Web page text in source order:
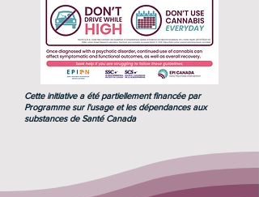
Cette initiative a été partiellement financée par
Programme sur l'usage et les dépendances aux
substances de Santé Canada